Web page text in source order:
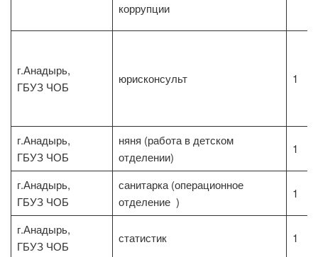
коррупции
г.Анадырь,
ГБУЗ ЧОБ
юрисконсульт 1
г.Анадырь,
ГБУЗ ЧОБ
няня (работа в детском
отделении)
1
г.Анадырь,
ГБУЗ ЧОБ
санитарка (операционное
отделение )
1
г.Анадырь,
ГБУЗ ЧОБ
статистик 1